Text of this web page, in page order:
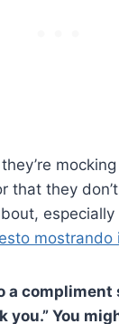
that they
especially
mostrando
a compliment
you.” You